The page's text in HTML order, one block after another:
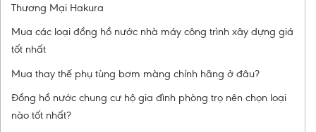
Thương Mại Hakura
Mua các loại đồng hồ nước nhà máy công trình xây dựng giá
tốt nhất
Mua thay thế phụ tùng bơm màng chính hãng ở đâu?
Đồng hồ nước chung cư hộ gia đình phòng trọ nên chọn loại
nào tốt nhất?